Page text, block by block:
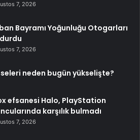
7, 2026
Bayramı Yoğunluğu Otogarları
7, 2026
neden bugün yükselişte?
efsanesi Halo, PlayStation
karşılık bulmadı
7, 2026